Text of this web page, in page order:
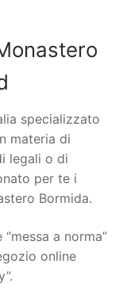
specializzato
materia di
legali o di
per te i
Bormida.
a norma”
online